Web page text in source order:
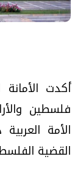
أكدت
فلسطين
الأمة
القضية